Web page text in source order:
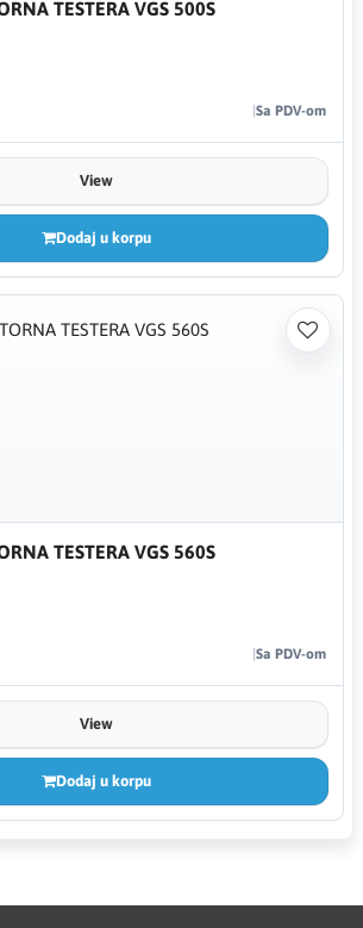
TESTERA VGS 500S
Sa PDV-om
View
Dodaj u korpu
TESTERA VGS 560S
Sa PDV-om
View
Dodaj u korpu